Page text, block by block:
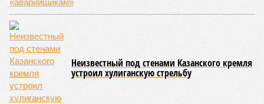
Неизвестный под стенами Казанского кремля
устроил хулиганскую стрельбу